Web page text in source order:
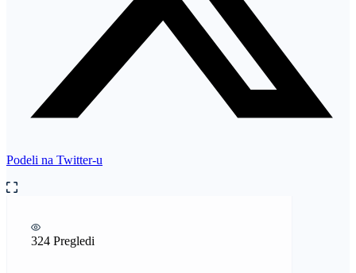
Podeli na Twitter-u
324 Pregledi